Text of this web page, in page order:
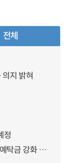
전체
의지 밝혀
정
단일종목 레버리지 상품(ETF·ETN) 기본예탁금 강화 조기시행 방안 안내